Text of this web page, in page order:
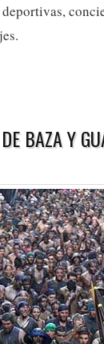
BAZA Y